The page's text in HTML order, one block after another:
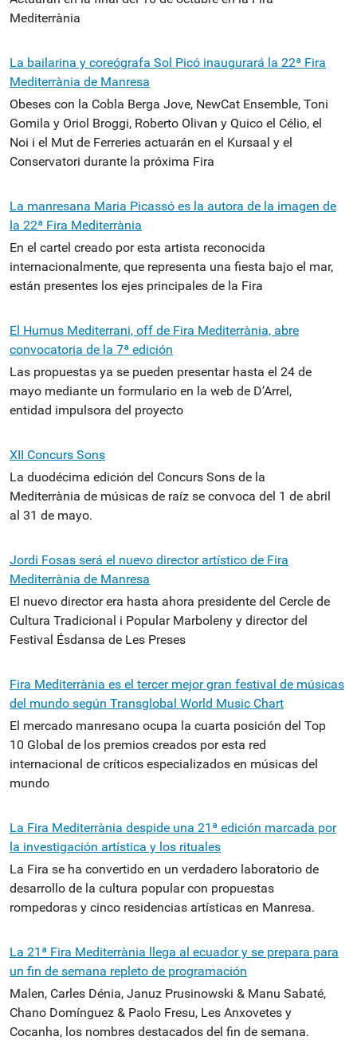
Mediterrània
La bailarina y coreógrafa Sol Picó inaugurará la 22ª Fira
Mediterrània de Manresa
Obeses con la Cobla Berga Jove, NewCat Ensemble, Toni
Gomila y Oriol Broggi, Roberto Olivan y Quico el Célio, el
Noi i el Mut de Ferreries actuarán en el Kursaal y el
Conservatori durante la próxima Fira
La manresana Maria Picassó es la autora de la imagen de
la 22ª Fira Mediterrània
En el cartel creado por esta artista reconocida
internacionalmente, que representa una fiesta bajo el mar,
están presentes los ejes principales de la Fira
El Humus Mediterrani, off de Fira Mediterrània, abre
convocatoria de la 7ª edición
Las propuestas ya se pueden presentar hasta el 24 de
mayo mediante un formulario en la web de D’Arrel,
entidad impulsora del proyecto
XII Concurs Sons
La duodécima edición del Concurs Sons de la
Mediterrània de músicas de raíz se convoca del 1 de abril
al 31 de mayo.
Jordi Fosas será el nuevo director artístico de Fira
Mediterrània de Manresa
El nuevo director era hasta ahora presidente del Cercle de
Cultura Tradicional i Popular Marboleny y director del
Festival Ésdansa de Les Preses
Fira Mediterrània es el tercer mejor gran festival de músicas
del mundo según Transglobal World Music Chart
El mercado manresano ocupa la cuarta posición del Top
10 Global de los premios creados por esta red
internacional de críticos especializados en músicas del
mundo
La Fira Mediterrània despide una 21ª edición marcada por
la investigación artística y los rituales
La Fira se ha convertido en un verdadero laboratorio de
desarrollo de la cultura popular con propuestas
rompedoras y cinco residencias artísticas en Manresa.
La 21ª Fira Mediterrània llega al ecuador y se prepara para
un fin de semana repleto de programación
Malen, Carles Dénia, Januz Prusinowski & Manu Sabaté,
Chano Domínguez & Paolo Fresu, Les Anxovetes y
Cocanha, los nombres destacados del fin de semana.